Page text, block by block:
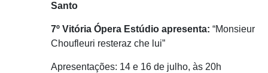
Santo
7º Vitória Ópera Estúdio apresenta: “Monsieur
Choufleuri resteraz che lui”
Apresentações: 14 e 16 de julho, às 20h